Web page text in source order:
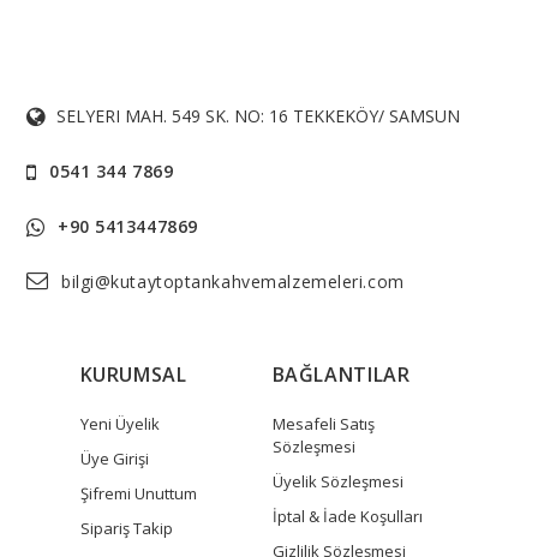
SELYERI MAH. 549 SK. NO: 16 TEKKEKÖY/ SAMSUN
0541 344 7869
+90 5413447869
bilgi@kutaytoptankahvemalzemeleri.com
KURUMSAL
Yeni Üyelik
Üye Girişi
Şifremi Unuttum
Sipariş Takip
BAĞLANTILAR
Mesafeli Satış
Sözleşmesi
Üyelik Sözleşmesi
İptal & İade Koşulları
Gizlilik Sözleşmesi